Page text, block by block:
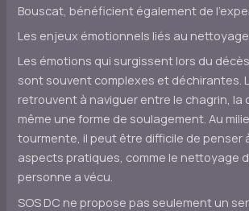
Bouscat, bénéficient également de
Les enjeux émotionnels liés au
Les émotions qui surgissent lors du
sont souvent complexes et déchirantes.
retrouvent à naviguer entre le chagrin, la
même une forme de soulagement. Au
tourmente, il peut être difficile de penser
aspects pratiques, comme le nettoyage
personne a vécu.
SOS DC ne propose pas seulement un